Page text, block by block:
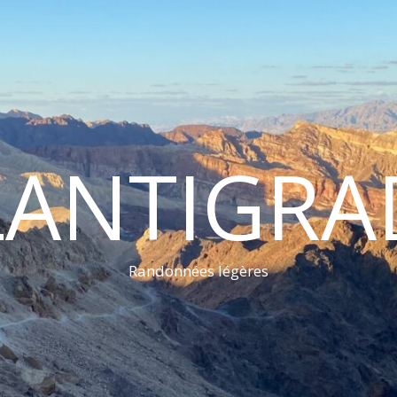
Randonnées légères